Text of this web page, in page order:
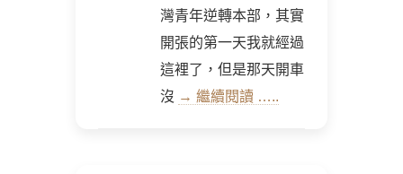
灣青年逆轉本部，其實
開張的第一天我就經過
這裡了，但是那天開車
沒 → 繼續閱讀 …..